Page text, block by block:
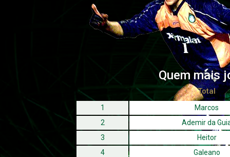
Quem mais
Total
1
Marcos
2
Ademir da
3
Heitor
4
Galeano